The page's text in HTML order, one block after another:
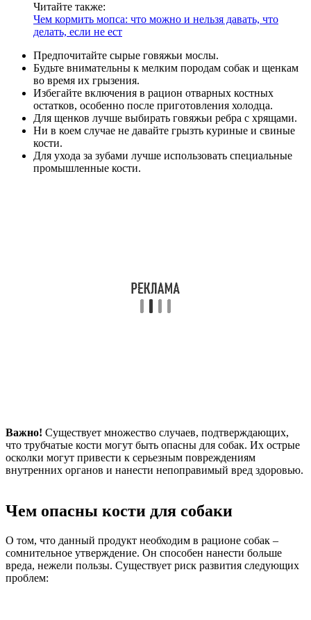
Читайте также:
Чем кормить мопса: что можно и нельзя давать, что
делать, если не ест
Предпочитайте сырые говяжьи мослы.
Будьте внимательны к мелким породам собак и щенкам
во время их грызения.
Избегайте включения в рацион отварных костных
остатков, особенно после приготовления холодца.
Для щенков лучше выбирать говяжьи ребра с хрящами.
Ни в коем случае не давайте грызть куриные и свиные
кости.
Для ухода за зубами лучше использовать специальные
промышленные кости.
Важно! Существует множество случаев, подтверждающих,
что трубчатые кости могут быть опасны для собак. Их острые
осколки могут привести к серьезным повреждениям
внутренних органов и нанести непоправимый вред здоровью.
Чем опасны кости для собаки
О том, что данный продукт необходим в рационе собак –
сомнительное утверждение. Он способен нанести больше
вреда, нежели пользы. Существует риск развития следующих
проблем: